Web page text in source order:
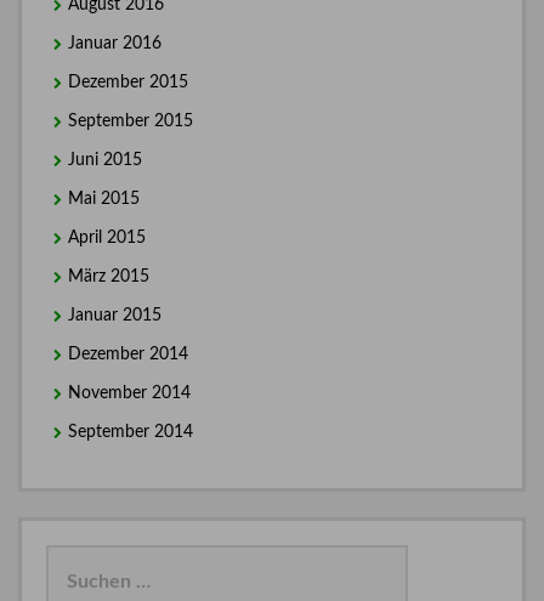
August 2016
Januar 2016
Dezember 2015
September 2015
Juni 2015
Mai 2015
April 2015
März 2015
Januar 2015
Dezember 2014
November 2014
September 2014